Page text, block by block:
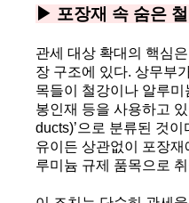
▶ 포장재 속 숨은
관세 대상 확대의 핵심
장 구조에 있다. 상무부
목들이 철강이나 알루미
봉인재 등을 사용하고
ducts)’으로 분류된 것
유이든 상관없이 포장
루미늄 규제 품목으로